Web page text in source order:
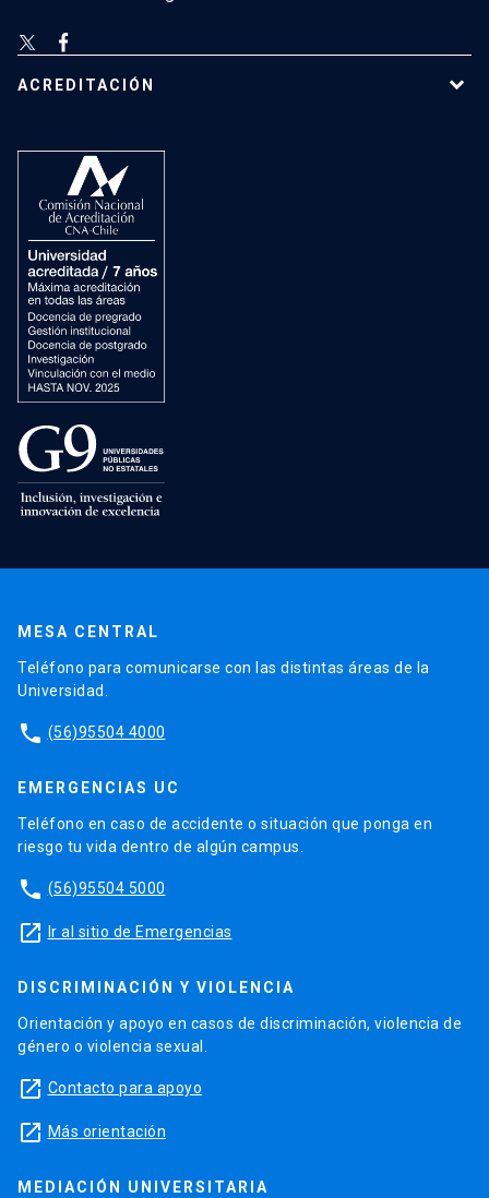
ACREDITACIÓN
MESA CENTRAL
Teléfono para comunicarse con las distintas áreas de la
Universidad.
phone (56)95504 4000
EMERGENCIAS UC
Teléfono en caso de accidente o situación que ponga en
riesgo tu vida dentro de algún campus.
phone (56)95504 5000
launch Ir al sitio de Emergencias
DISCRIMINACIÓN Y VIOLENCIA
Orientación y apoyo en casos de discriminación, violencia de
género o violencia sexual.
launch Contacto para apoyo
launch Más orientación
MEDIACIÓN UNIVERSITARIA